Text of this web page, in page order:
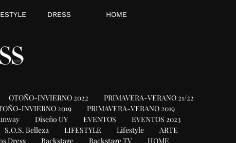
DRESS HOME
OTOÑO-INVIERNO 2022
PRIMAVERA-VERANO 21/22
INVIERNO 2019
PRIMAVERA-VERANO 2019
Diseño UY EVENTOS
EVENTOS 2023
S.O.S. Belleza LIFESTYLE Lifestyle
ARTE
Dress Backstage Backstage TV HOME